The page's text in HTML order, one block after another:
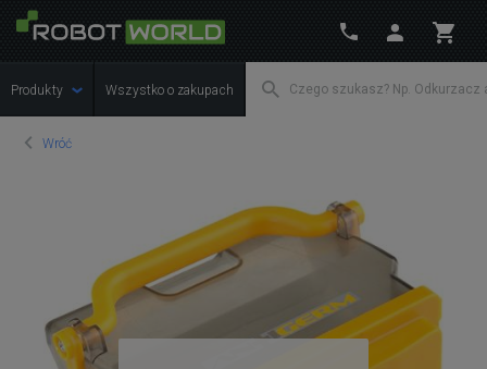
Produkty Wszystko o zakupach
Wróć